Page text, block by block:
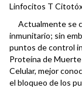
Linfocitos T
Actualmente se
inmunitario; sin
puntos de control
Proteína de
Celular, mejor
el bloqueo de los